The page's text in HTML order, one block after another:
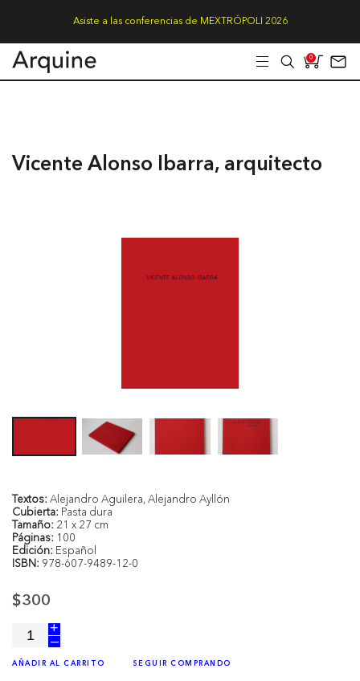
Asiste a las conferencias de MEXTRÓPOLI 2026
0
Vicente Alonso Ibarra, arquitecto
$300
–
+
AÑADIR AL CARRITO SEGUIR COMPRANDO
Textos: Alejandro Aguilera, Alejandro Ayllón
Cubierta: Pasta dura
Tamaño: 21 x 27 cm
Páginas: 100
Edición: Español
ISBN: 978-607-9489-12-0